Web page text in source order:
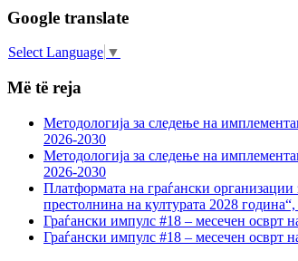
Google translate
Select Language ▼
Më të reja
Методологија за следење на
2026-2030
Методологија за следење на
2026-2030
Платформата на граѓански
престолнина на културата 2028
Граѓански импулс #18 – месечен осврт
Граѓански импулс #18 – месечен осврт